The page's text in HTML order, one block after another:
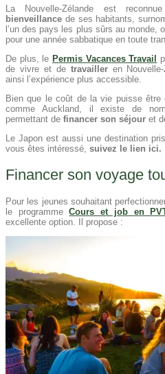
La Nouvelle-Zélande est
bienveillance de ses habitants,
l’un des pays les plus sûrs au monde,
pour une année sabbatique en toute
De plus, lePermis Vacances Travail
de vivre et de travailleren Nouvelle-
ainsi l’expérience plus accessible.
Bien que le coût de la vie puisse être
comme Auckland, il existe de
permettant de financer son séjour et
Le Japon est aussi une destination
vous êtes intéressé, suivez le lien ici.
Financer son voyage
Pour les jeunes souhaitant
le programmeCours et job en
excellente option. Il propose :